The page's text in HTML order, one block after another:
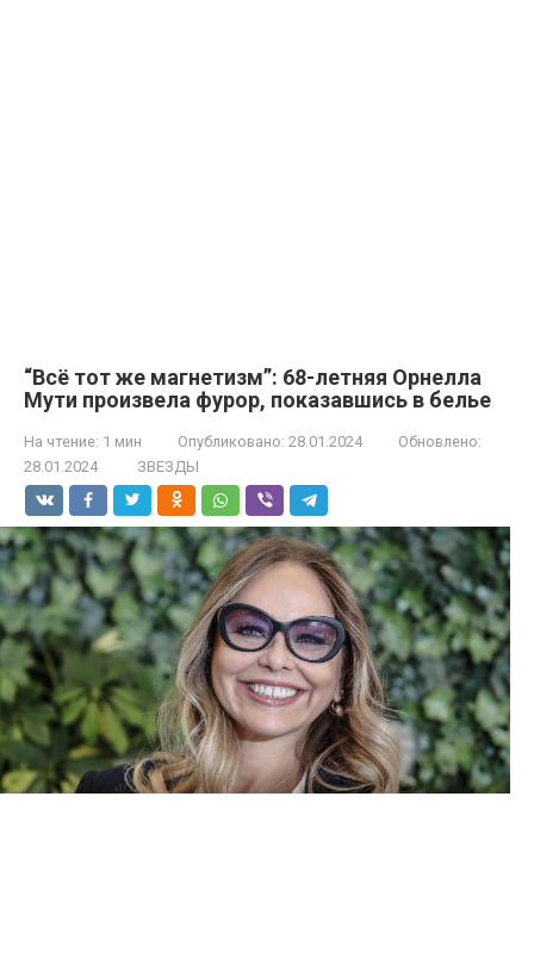
“Всё тот же магнетизм”: 68-летняя Орнелла
Мути произвела фурор, показавшись в белье
На чтение: 1 мин Опубликовано: 28.01.2024
Обновлено:
28.01.2024
ЗВЕЗДЫ